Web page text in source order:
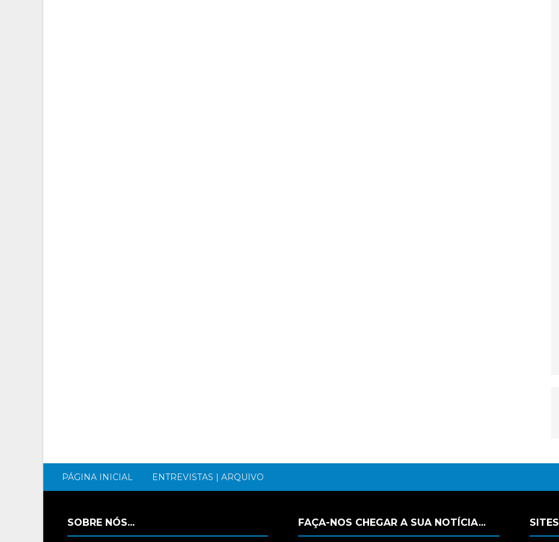
PÁGINA INICIAL ENTREVISTAS | ARQUIVO
SOBRE NÓS... FAÇA-NOS CHEGAR A SUA NOTÍCIA...